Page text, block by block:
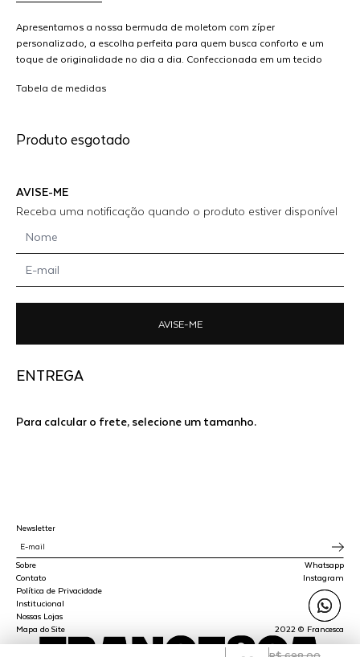
Apresentamos a nossa bermuda de moletom com zíper
personalizado, a escolha perfeita para quem busca conforto e um
toque de originalidade no dia a dia. Confeccionada em um tecido
treinos ou simplesmente para relaxar em casa.Com um design
dando ainda mais personalidade e no estilo francesca. MODELO
Tabela de medidas
Produto esgotado
AVISE-ME
Receba uma notificação quando o produto estiver disponível
AVISE-ME
ENTREGA
Para calcular o frete, selecione um tamanho.
Sobre
Contato
Política de Privacidade
Institucional
Nossas Lojas
Mapa do Site
Whatsapp
Instagram
2022 © Francesca
Newsletter